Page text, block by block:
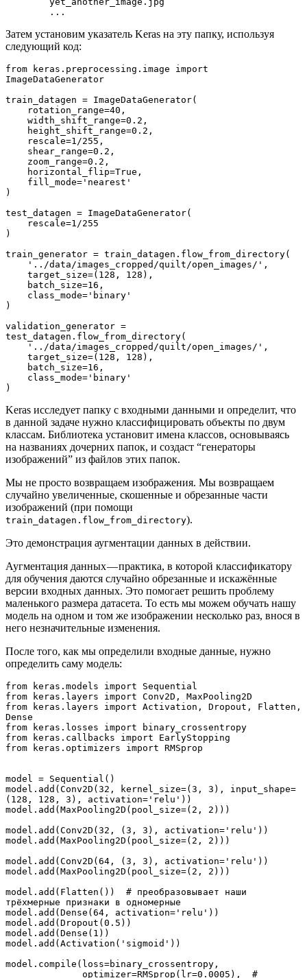
        ...
Затем установим указатель Keras на эту папку, используя
следующий код:
from keras.preprocessing.image import
ImageDataGenerator
train_datagen = ImageDataGenerator(
)
test_datagen = ImageDataGenerator(
)
train_generator = train_datagen.flow_from_directory(
)
validation_generator =
test_datagen.flow_from_directory(
)
Keras исследует папку с входными данными и определит, что
в данной задаче нужно классифицировать объекты по двум
классам. Библиотека установит имена классов, основываясь
на названиях дочерних папок, и создаст “генераторы
изображений” из файлов этих папок.
Мы не просто возвращаем изображения. Мы возвращаем
случайно увеличенные, скошенные и обрезанные части
изображений (при помощи
train_datagen.flow_from_directory).
Это демонстрация аугментации данных в действии.
Аугментация данных — практика, в которой классификатору
для обучения даются случайно обрезанные и искажённые
версии входных данных. Это помогает решить проблему
маленького размера датасета. То есть мы можем обучать нашу
модель на одном и том же изображении несколько раз, внося в
него незначительные изменения.
После того, как мы определили входные данные, нужно
определить саму модель:
from keras.models import Sequential
from keras.layers import Conv2D, MaxPooling2D
from keras.layers import Activation, Dropout, Flatten,
Dense
from keras.losses import binary_crossentropy
from keras.callbacks import EarlyStopping
from keras.optimizers import RMSprop
model = Sequential()
model.add(Conv2D(32, kernel_size=(3, 3), input_shape=
(128, 128, 3), activation='relu'))
model.add(MaxPooling2D(pool_size=(2, 2)))
model.add(Conv2D(32, (3, 3), activation='relu'))
model.add(MaxPooling2D(pool_size=(2, 2)))
model.add(Conv2D(64, (3, 3), activation='relu'))
model.add(MaxPooling2D(pool_size=(2, 2)))
model.add(Flatten())  # преобразовывает наши
трёхмерные признаки в одномерные
model.add(Dense(64, activation='relu'))
model.add(Dropout(0.5))
model.add(Dense(1))
model.add(Activation('sigmoid'))
model.compile(loss=binary_crossentropy,